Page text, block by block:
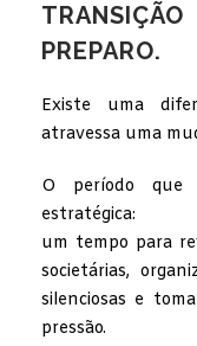
PREPARO.
Existe uma
atravessa uma
O período que
estratégica:
um tempo para
societárias,
silenciosas e
pressão.